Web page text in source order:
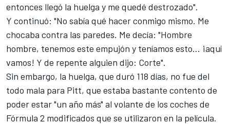
entonces llegó la huelga y me quedé destrozado".
Y continuó: "No sabía qué hacer conmigo mismo. Me
chocaba contra las paredes. Me decía: "Hombre
hombre, tenemos este empujón y teníamos esto... ¡aquí
vamos! Y de repente alguien dijo: Corte".
Sin embargo, la huelga, que duró 118 días, no fue del
todo mala para Pitt, que estaba bastante contento de
poder estar "un año más" al volante de los coches de
Fórmula 2 modificados que se utilizaron en la película.